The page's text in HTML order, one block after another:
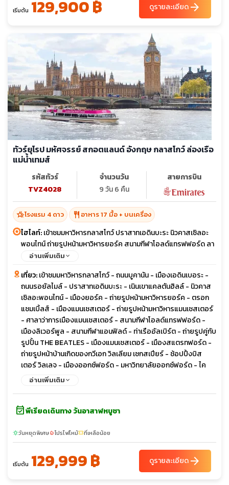
เริ่มต้น 129,900 ฿ ดูรายละเอียดarrow_forward
ทัวร์ยุโรป มหัศจรรย์ สกอตแลนด์ อังกฤษ กลาสโกว์ ล่องเรือ
แม่น้ำเทมส์
รหัสทัวร์
TVZ4028
จำนวนวัน
9 วัน 6 คืน
สายการบิน
hotel_classโรงแรม 4 ดาว restaurant อาหาร 17 มื้อ + บนเครื่อง
ไฮไลท์:เข้าชมมหาวิหารกลาสโกว์ ปราสาทเอดินบะระ นิวคาสเซิลอะ
พอนไทน์ ถ่ายรูปหน้ามหาวิหารยอร์ค สนามกีฬาโอลด์แทรฟฟอร์ด ลา
ว่าการเมืองแมนเชสเตอร์ ไครสต์เชิร์ชคอลเลจ มหาวิทยาลัยออกซ์ฟ
ชวังบัคกิ้งแฮม พิเศษเมนู เป็ดย่างโฟรซีซั่น ฟิซแอนด์ชิปส์
อ่านเพิ่มเติม
เที่ยว:เข้าชมมหาวิหารกลาสโกว์ - ถนนบูคานัน - เมืองเอดินเบอระ -
ถนนรอยัลไมล์ - ปราสาทเอดินบะระ - เนินเขาแคลตันฮิลล์ - นิวคาส
เซิลอะพอนไทน์ - เมืองยอร์ค - ถ่ายรูปหน้ามหาวิหารยอร์ค - ตรอก
แชมเบิ้ลส์ - เมืองแมนเชสเตอร์ - ถ่ายรูปหน้ามหาวิหารแมนเชสเตอร์
- ศาลาว่าการเมืองแมนเชสเตอร์ - สนามกีฬาโอลด์แทรฟฟอร์ด -
เมืองลิเวอร์พูล - สนามกีฬาแอนฟิลด์ - ท่าเรืออัลเบิร์ต - ถ่ายรูปคู่กับ
รูปปั้น THE BEATLES - เมืองแมนเชสเตอร์ - เมืองสแตรทฟอร์ด -
ถ่ายรูปหน้าบ้านเกิดของกวีเอก วิลเลียม เชกสเปียร์ - ช้อปปิ้งบิส
เตอร์ วิลเลจ - เมืองออกซ์ฟอร์ด - มหาวิทยาลัยออกซ์ฟอร์ด - ไค
รสต์เชิร์ชคอลเลจ - สโตนเฮ้นจ์ - กรุงลอนดอน - จัตุรัสทราฟัลการ์
ชวังบัคกิ้งแฮม - ล่องเรือแม่น้ำเทมส์ - ถนนออกซ์ฟอร์ด
อ่านเพิ่มเติม
event_availableพีเรียดเดินทาง วันอาสาฬหบูชา
sunnyวันหยุดพิเศษlocal_fire_departmentโปรไฟไหม้confirmation_numberที่เหลือน้อย
เริ่มต้น 129,999 ฿ ดูรายละเอียดarrow_forward